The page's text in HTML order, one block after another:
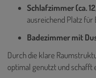
Schlafzimmer (ca.
ausreichend Platz für
Badezimmer mit
Durch die klare
optimal genutzt und schafft